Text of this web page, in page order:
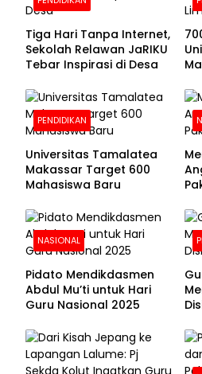
Tiga Hari Tanpa Internet,
Sekolah Relawan JaRIKU
Tebar Inspirasi di Desa
PENDIDIKAN
Universitas Tamalatea
Makassar Target 600
Mahasiswa Baru
NASIONAL
Pidato Mendikdasmen
Abdul Mu’ti untuk Hari
Guru Nasional 2025